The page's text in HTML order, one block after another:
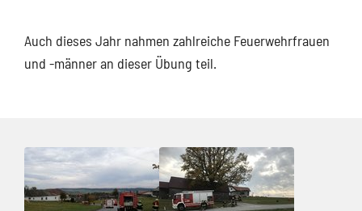
Auch dieses Jahr nahmen zahlreiche Feuerwehrfrauen
und -männer an dieser Übung teil.